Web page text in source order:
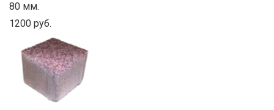
80 мм.
1200 руб.